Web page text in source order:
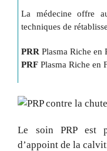
La médecine offre
techniques de
PRR Plasma Riche en
PRF Plasma Riche en
Le soin PRP est
d’appoint de la